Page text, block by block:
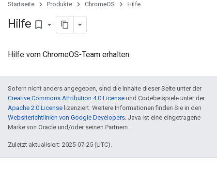
Startseite Produkte ChromeOS Hilfe
Hilfe bookmark_border
Hilfe vom ChromeOS-Team erhalten
Sofern nicht anders angegeben, sind die Inhalte dieser Seite unter der
Creative Commons Attribution 4.0 License und Codebeispiele unter der
Apache 2.0 License lizenziert. Weitere Informationen finden Sie in den
Websiterichtlinien von Google Developers. Java ist eine eingetragene
Marke von Oracle und/oder seinen Partnern.
Zuletzt aktualisiert: 2025-07-25 (UTC).